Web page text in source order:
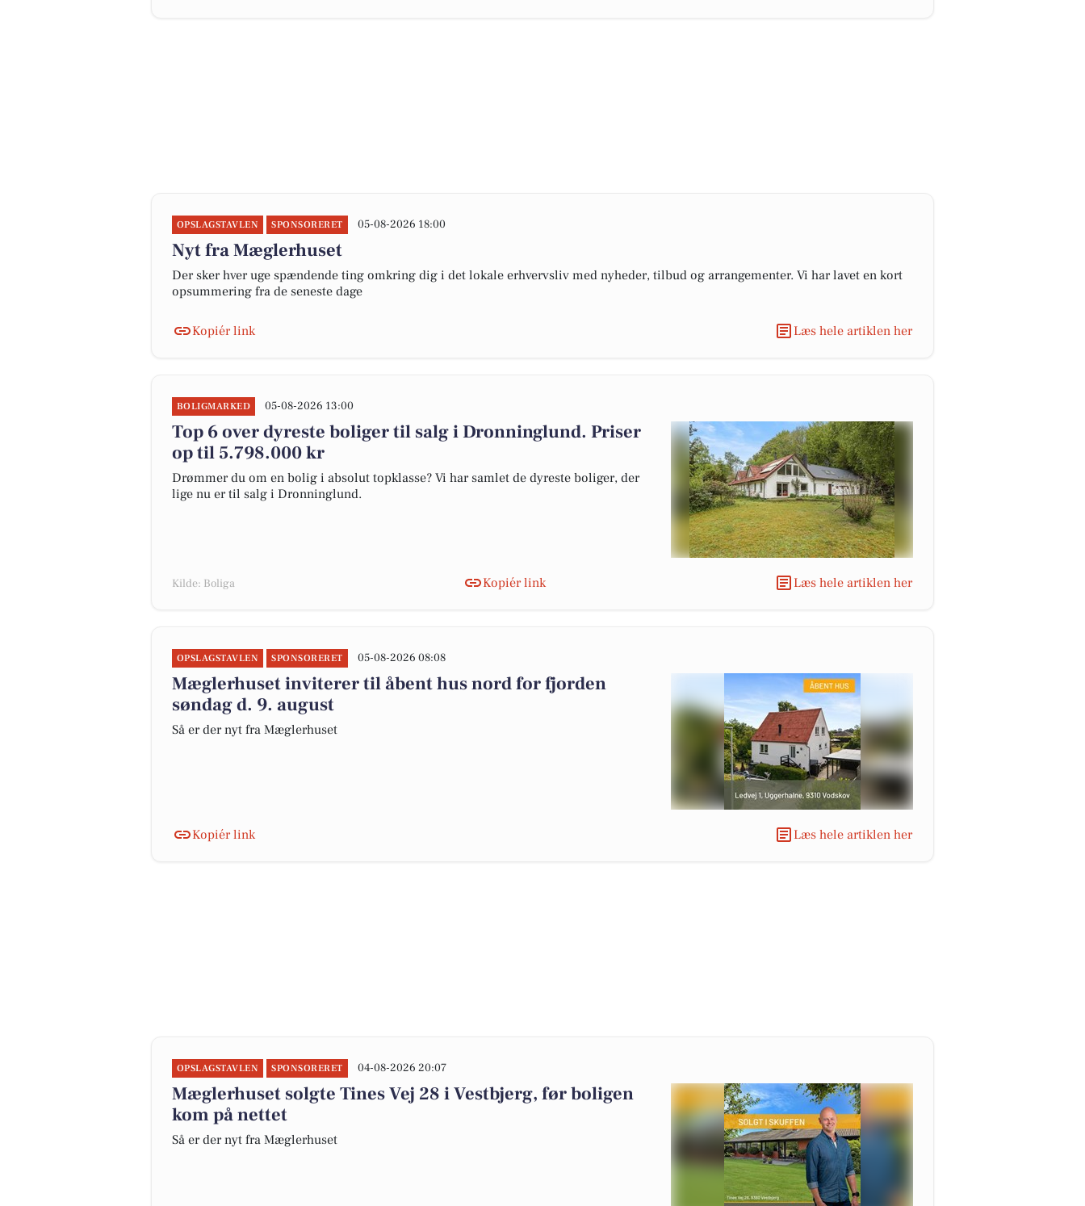
OPSLAGSTAVLEN SPONSORERET 05-08-2026 18:00
Nyt fra Mæglerhuset
Der sker hver uge spændende ting omkring dig i det lokale erhvervsliv med nyheder, tilbud og arrangementer. Vi har lavet en kort
opsummering fra de seneste dage
Kopiér link Læs hele artiklen her
BOLIGMARKED 05-08-2026 13:00
Top 6 over dyreste boliger til salg i Dronninglund. Priser
op til 5.798.000 kr
Drømmer du om en bolig i absolut topklasse? Vi har samlet de dyreste boliger, der
lige nu er til salg i Dronninglund.
Kilde: Boliga Kopiér link Læs hele artiklen her
OPSLAGSTAVLEN SPONSORERET 05-08-2026 08:08
Mæglerhuset inviterer til åbent hus nord for fjorden
søndag d. 9. august
Så er der nyt fra Mæglerhuset
Kopiér link Læs hele artiklen her
OPSLAGSTAVLEN SPONSORERET 04-08-2026 20:07
Mæglerhuset solgte Tines Vej 28 i Vestbjerg, før boligen
kom på nettet
Så er der nyt fra Mæglerhuset